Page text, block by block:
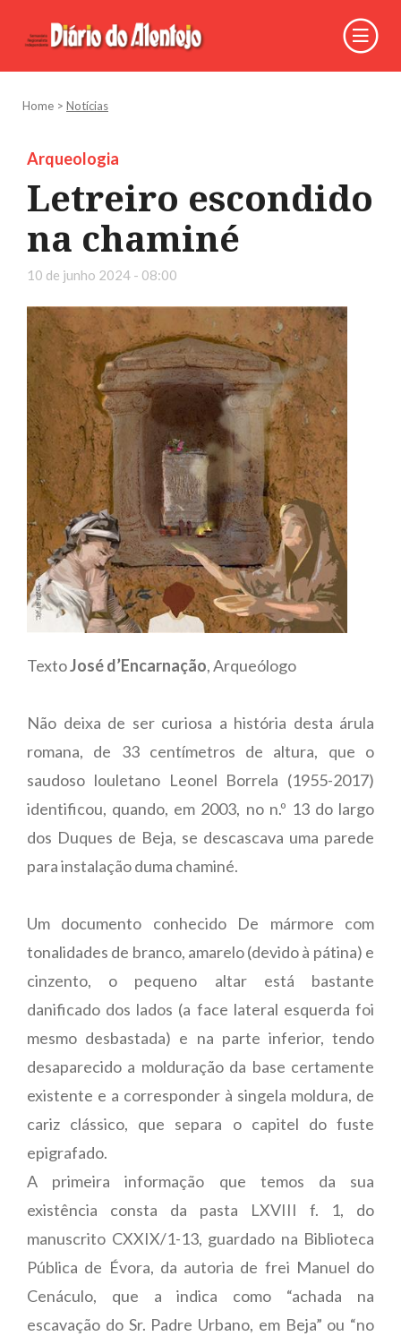
Home > Notícias
Arqueologia
Letreiro escondido
na chaminé
10 de junho 2024 - 08:00
TextoJosé d’Encarnação, Arqueólogo
Não deixa de ser curiosa a história desta árula
romana, de 33 centímetros de altura, que o
saudoso louletano Leonel Borrela (1955-2017)
identificou, quando, em 2003, no n.º 13 do largo
dos Duques de Beja, se descascava uma parede
para instalação duma chaminé.
Um documento conhecido De mármore com
tonalidades de branco, amarelo (devido à pátina) e
cinzento, o pequeno altar está bastante
danificado dos lados (a face lateral esquerda foi
mesmo desbastada) e na parte inferior, tendo
desaparecido a molduração da base certamente
existente e a corresponder à singela moldura, de
cariz clássico, que separa o capitel do fuste
epigrafado.
A primeira informação que temos da sua
existência consta da pasta LXVIII f. 1, do
manuscrito CXXIX/1-13, guardado na Biblioteca
Pública de Évora, da autoria de frei Manuel do
Cenáculo, que a indica como “achada na
escavação do Sr. Padre Urbano, em Beja” ou “no